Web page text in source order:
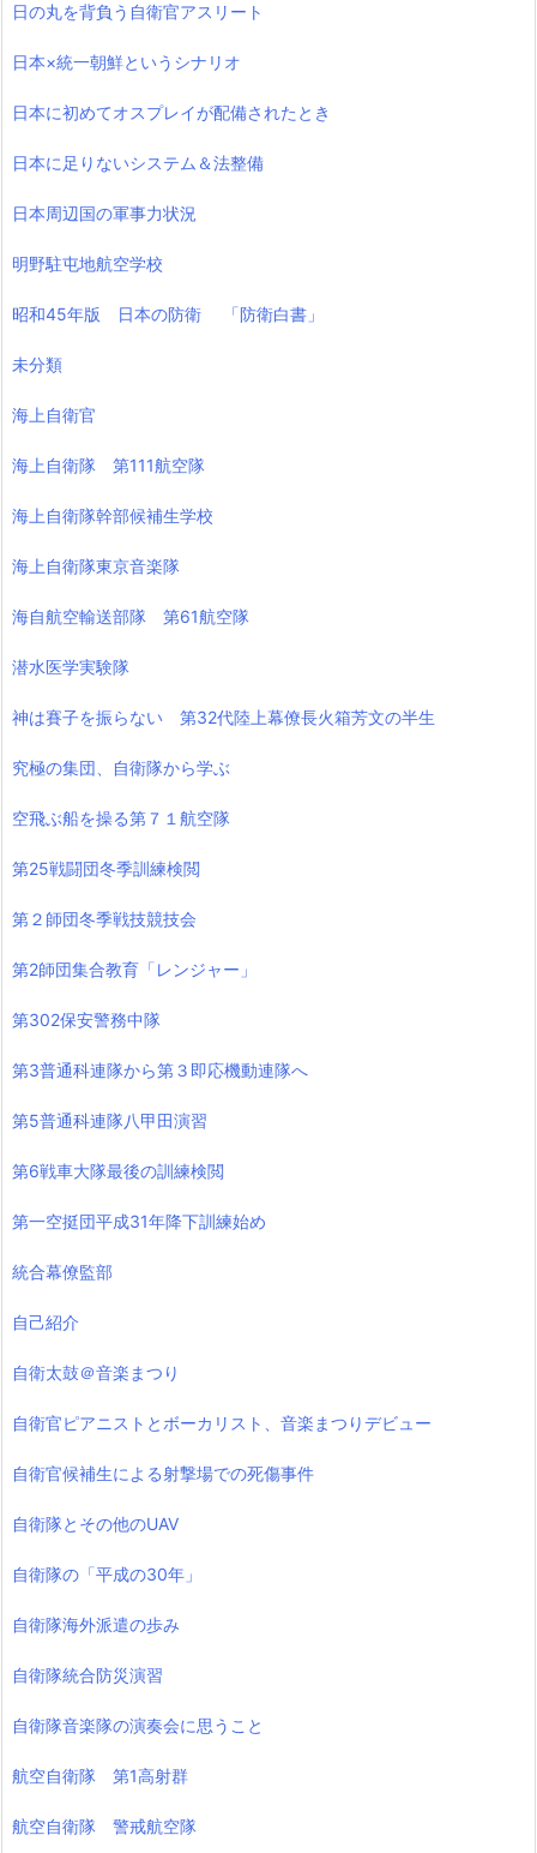
日の丸を背負う自衛官アスリート
日本×統一朝鮮というシナリオ
日本に初めてオスプレイが配備されたとき
日本に足りないシステム＆法整備
日本周辺国の軍事力状況
明野駐屯地航空学校
昭和45年版 日本の防衛 「防衛白書」
未分類
海上自衛官
海上自衛隊 第111航空隊
海上自衛隊幹部候補生学校
海上自衛隊東京音楽隊
海自航空輸送部隊 第61航空隊
潜水医学実験隊
神は賽子を振らない 第32代陸上幕僚長火箱芳文の半生
究極の集団、自衛隊から学ぶ
空飛ぶ船を操る第７１航空隊
第25戦闘団冬季訓練検閲
第２師団冬季戦技競技会
第2師団集合教育「レンジャー」
第302保安警務中隊
第3普通科連隊から第３即応機動連隊へ
第5普通科連隊八甲田演習
第6戦車大隊最後の訓練検閲
第一空挺団平成31年降下訓練始め
統合幕僚監部
自己紹介
自衛太鼓＠音楽まつり
自衛官ピアニストとボーカリスト、音楽まつりデビュー
自衛官候補生による射撃場での死傷事件
自衛隊とその他のUAV
自衛隊の「平成の30年」
自衛隊海外派遣の歩み
自衛隊統合防災演習
自衛隊音楽隊の演奏会に思うこと
航空自衛隊 第1高射群
航空自衛隊 警戒航空隊